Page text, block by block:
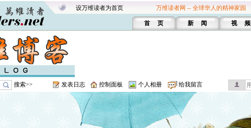
设万维读者为首页 万维读者网 -- 全球华人的精神家园
首 页 新 闻 视 频
搜索>> 发表日志 控制面板 个人相册 给我留言